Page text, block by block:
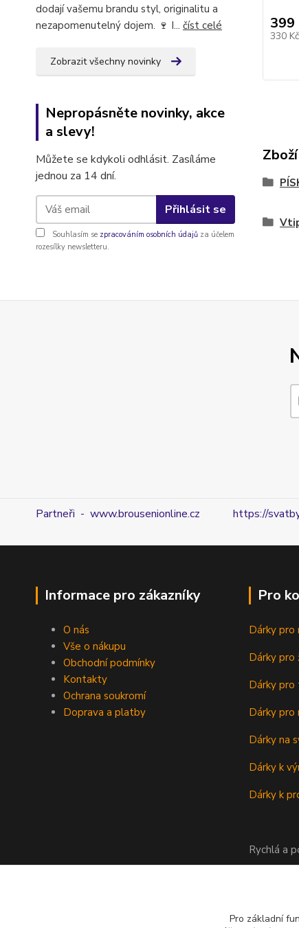
dodají vašemu brandu styl, originalitu a
nezapomenutelný dojem. 🍷 I... číst celé
Zobrazit všechny novinky
Nepropásněte novinky, akce
a slevy!
Můžete se kdykoli odhlásit. Zasíláme
jednou za 14 dní.
Přihlásit se
Souhlasím se zpracováním osobních údajů za účelem
rozesílky newsletteru.
399
330 Kč
Partneři - www.brousenionline.cz https://
Informace pro zákazníky
O nás
Vše o nákupu
Obchodní podmínky
Kontakty
Ochrana soukromí
Doprava a platby
Pro
Dárky pro
Dárky pro
Dárky pro
Dárky pro
Dárky na
Dárky k
Dárky k
Rychlá a
Pro základní